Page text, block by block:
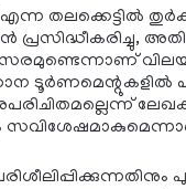
തലക്കെട്ടില്‍
പ്രസിദ്ധീകരിച്ചു,
ടൂര്‍ണമെന്റുകളില്‍